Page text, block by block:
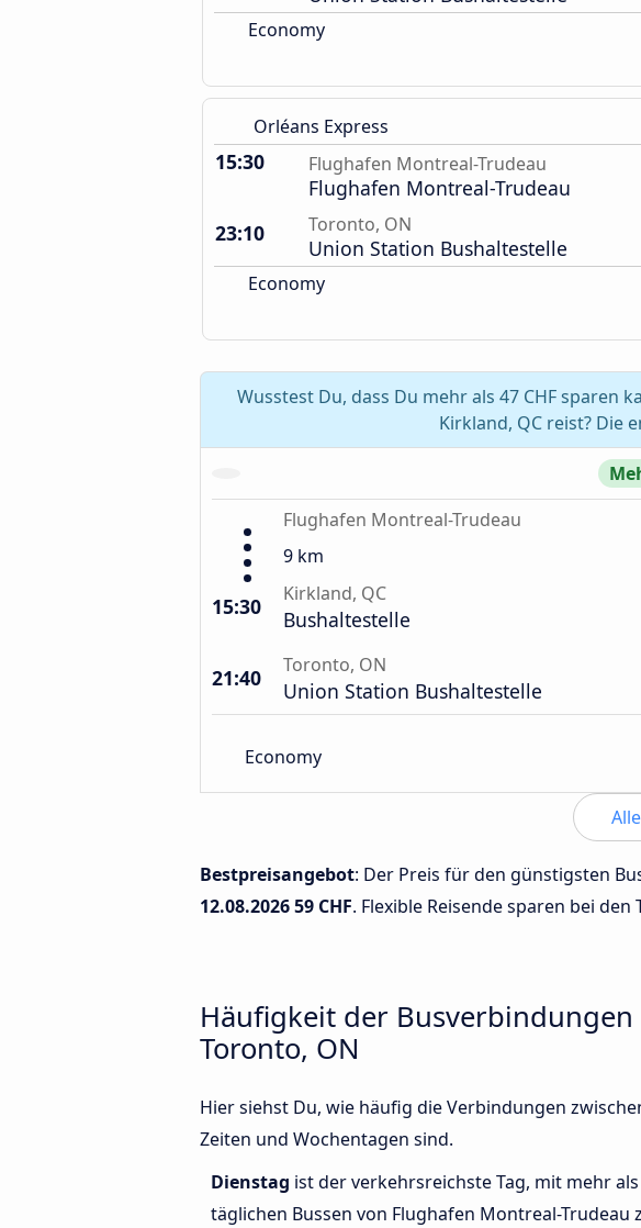
Economy
Orléans Express
15:30 Flughafen Montreal-Trudeau
Flughafen Montreal-Trudeau
23:10
Toronto, ON
Union Station Bushaltestelle
Economy
Wusstest Du, dass Du mehr als 47 CHF sparen
Kirkland, QC reist? Die
Flughafen Montreal-Trudeau
9 km
15:30 Kirkland, QC
Bushaltestelle
21:40 Toronto, ON
Union Station Bushaltestelle
Economy
Bestpreisangebot: Der Preis für den günstigsten
12.08.202659 CHF. Flexible Reisende sparen bei den
Häufigkeit der
Toronto, ON
Hier siehst Du, wie häufig die Verbindungen
Zeiten und Wochentagen sind.
Dienstag ist der verkehrsreichste Tag, mit mehr
täglichen Bussen von Flughafen Montreal-Trudeau